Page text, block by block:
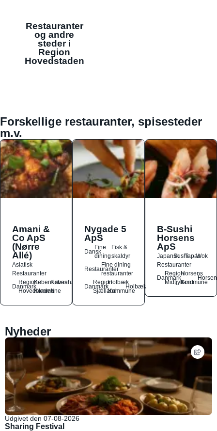
Restauranter
og andre
steder i
Region
Hovedstaden
Forskellige restauranter, spisesteder
m.v.
Amani &
Co ApS
(Nørre
Allé)
Asiatisk
Restauranter
Danmark
Region
Hovedstaden
Københavns
Kommune
København
N
Nygade 5
ApS
Dansk
Fine
dining
Fisk &
skaldyr
Restauranter
Fine dining
restauranter
Danmark
Region
Sjælland
Holbæk
Kommune
Holbæk
B-Sushi
Horsens
ApS
JapanskSushiTapasWok
Restauranter
Danmark
Region
Midtjylland
Horsens
Kommune
Nyheder
Udgivet den 07-08-2026
Sharing Festival